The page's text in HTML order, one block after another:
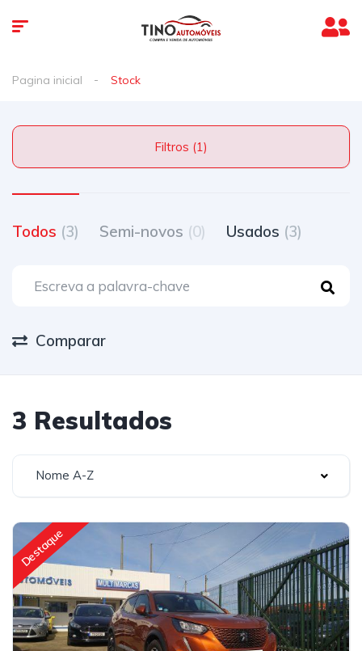
Pagina inicial Stock
Filtros (1)
Todos (3) Semi-novos (0) Usados (3)
Comparar
3 Resultados
Nome A-Z
Destaque